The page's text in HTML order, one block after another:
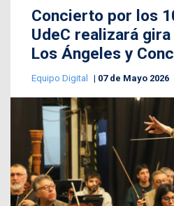
Concierto por los
UdeC realizará
Los Ángeles y
Equipo Digital 07 de Mayo 2026